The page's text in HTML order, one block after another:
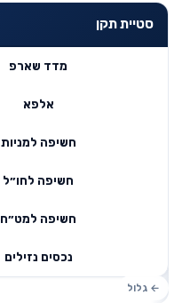
סטיית תקן
מדד שארפ
אלפא
חשיפה למניות
חשיפה לחו״ל
חשיפה למט״ח
נכסים נזילים